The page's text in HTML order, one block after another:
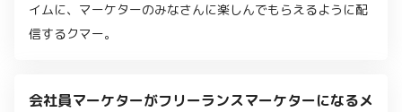
イムに、マーケターのみなさんに楽しんでもらえるように配
信するクマー。
会社員マーケターがフリーランスマーケターになるメ